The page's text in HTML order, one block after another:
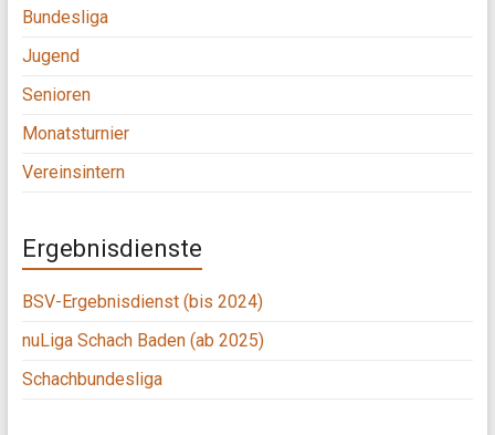
Bundesliga
Jugend
Senioren
Monatsturnier
Vereinsintern
Ergebnisdienste
BSV-Ergebnisdienst (bis 2024)
nuLiga Schach Baden (ab 2025)
Schachbundesliga